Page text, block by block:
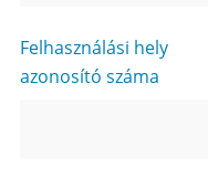
Felhasználási hely
azonosító száma